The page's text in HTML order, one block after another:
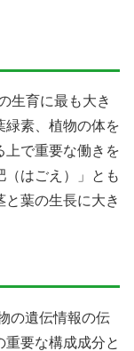
生育に最も大き
緑素、植物の体を
上で重要な働きを
（はごえ）」とも
葉の生長に大き
の遺伝情報の伝
要な構成成分と